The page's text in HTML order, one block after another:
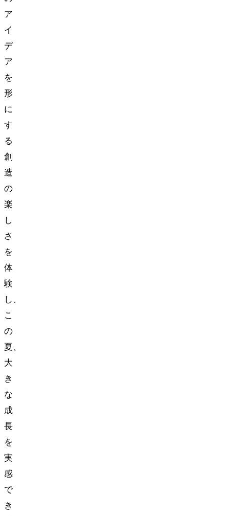
ア
イ
デ
ア
を
形
に
す
る
創
造
の
楽
し
さ
を
体
験
し、
こ
の
夏、
大
き
な
成
長
を
実
感
で
き